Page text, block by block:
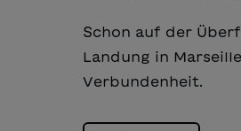
Schon auf der
Lan­dung in
Verbundenheit.